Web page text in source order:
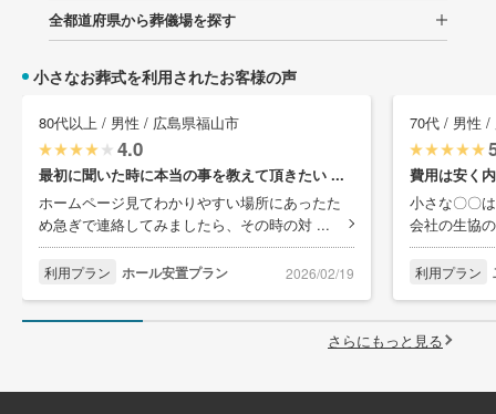
全都道府県から葬儀場を探す
小さなお葬式を利用されたお客様の声
80代以上 / 男性 / 広島県福山市
4.0
最初に聞いた時に本当の事を教えて頂きたい ...
ホームページ見てわかりやすい場所にあったた
め急ぎで連絡してみましたら、その時の対 ...
利用プラン ホール安置プラン 2026/02/19
70代 / 男性 /
費用は安く
小さな〇〇
会社の生協
利用プラン
さらにもっと見る